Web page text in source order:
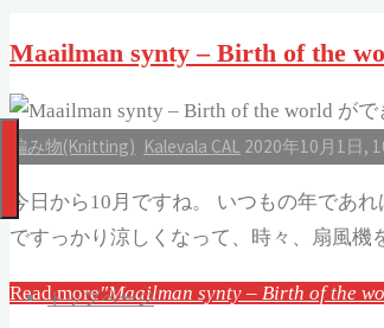
トップページ
Maailman synty – Birth of the
編み物(Knitting) Kalevala CAL 2020年10月1日,
今日から10月ですね。 いつもの年であ
ですっかり涼しくなって、時々、扇風
Read more"Maailman synty – Birth of the